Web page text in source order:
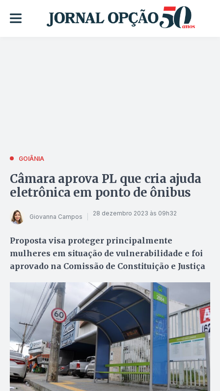
GOIÂNIA
Câmara aprova PL que cria ajuda
eletrônica em ponto de ônibus
Giovanna Campos 28 dezembro 2023 às 09h32
Proposta visa proteger principalmente
mulheres em situação de vulnerabilidade e foi
aprovado na Comissão de Constituição e Justiça